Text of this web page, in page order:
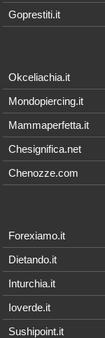
Goprestiti.it
Okceliachia.it
Mondopiercing.it
Mammaperfetta.it
Chesignifica.net
Chenozze.com
Forexiamo.it
Dietando.it
Inturchia.it
Ioverde.it
Sushipoint.it